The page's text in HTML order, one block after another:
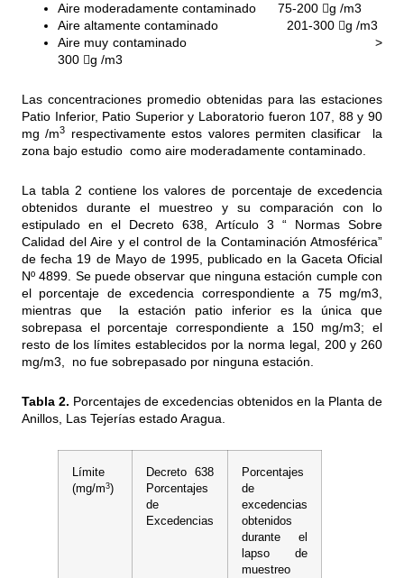
Aire moderadamente contaminado 75-200 g /m3
Aire altamente contaminado 201-300 g /m3
Aire muy contaminado >
300 g /m3
Las concentraciones promedio obtenidas para las estaciones
Patio Inferior, Patio Superior y Laboratorio fueron 107, 88 y 90
mg /m3
respectivamente estos valores permiten clasificar la
zona bajo estudio como aire moderadamente contaminado.
La tabla 2 contiene los valores de porcentaje de excedencia
obtenidos durante el muestreo y su comparación con lo
estipulado en el Decreto 638, Artículo 3 “ Normas Sobre
Calidad del Aire y el control de la Contaminación Atmosférica”
de fecha 19 de Mayo de 1995, publicado en la Gaceta Oficial
Nº 4899. Se puede observar que ninguna estación cumple con
el porcentaje de excedencia correspondiente a 75 mg/m3,
mientras que la estación patio inferior es la única que
sobrepasa el porcentaje correspondiente a 150 mg/m3; el
resto de los límites establecidos por la norma legal, 200 y 260
mg/m3, no fue sobrepasado por ninguna estación.
Tabla 2. Porcentajes de excedencias obtenidos en la Planta de
Anillos, Las Tejerías estado Aragua.
Límite
(mg/m3)
Decreto 638
Porcentajes
de
Excedencias
Porcentajes
de
excedencias
obtenidos
durante el
lapso de
muestreo